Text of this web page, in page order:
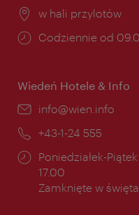
Miejsce:
w hali przylotów
Godziny
Codziennie od
Wiedeń Hotele & Info
E-
info@wien.info
Telefon:
+43-1-24 555
Godziny
otwarcia:
Poniedziałek-
17.00
Zamknięte w